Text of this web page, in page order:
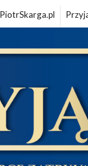
PiotrSkarga.pl